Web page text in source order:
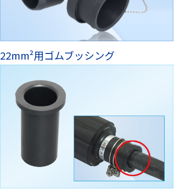
22mm²用ゴムブッシング